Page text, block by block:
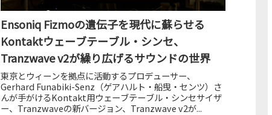
Ensoniq Fizmoの遺伝子を現代に蘇らせる
Kontaktウェーブテーブル・シンセ、
Tranzwave v2が繰り広げるサウンドの世界
東京とウィーンを拠点に活動するプロデューサー、
Gerhard Funabiki-Senz（ゲアハルト・船曳・センツ）さ
んが手がけるKontakt用ウェーブテーブル・シンセサイザ
ー、Tranzwaveの新バージョン、Tranzwave v2が...